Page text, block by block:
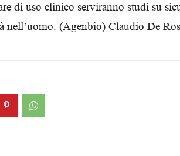
di uso clinico serviranno studi su
nell’uomo. (Agenbio) Claudio De